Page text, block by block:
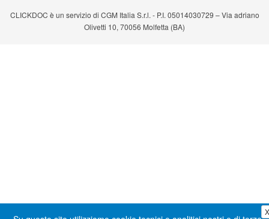
X
CLICKDOC è un servizio di CGM Italia S.r.l. - P.I. 05014030729 – Via adriano
Olivetti 10, 70056 Molfetta (BA)